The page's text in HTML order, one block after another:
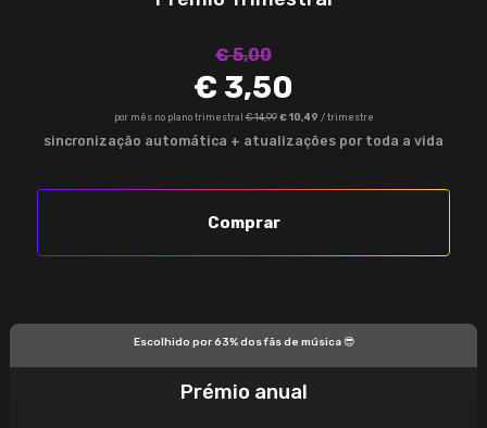
€ 5,00
€ 3,50
por mês no plano trimestral€ 14,99 € 10,49 / trimestre
sincronização automática + atualizações por toda a vida
Comprar
Escolhido por 63% dos fãs de música 😎
Prémio anual